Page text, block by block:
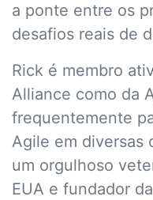
a ponte entre os
desafios reais de
Rick é membro
Alliance como da
frequentemente
Agile em diversas
um orgulhoso
EUA e fundador da